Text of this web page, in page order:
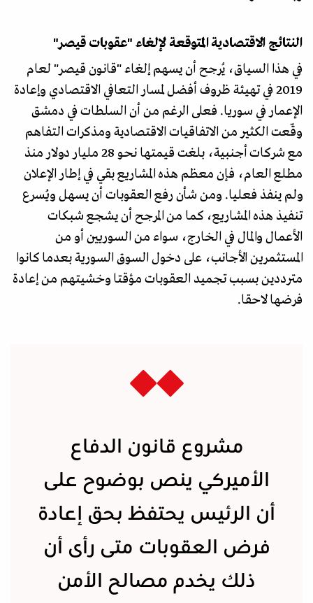
النتائج الاقتصادية المتوقعة لإلغاء "عقوبات قيصر"
في هذا السياق، يُرجح أن يسهم إلغاء "قانون قيصر" لعام
2019 في تهيئة ظروف أفضل لمسار التعافي الاقتصادي وإعادة
الإعمار في سوريا. فعلى الرغم من أن السلطات في دمشق
وقّعت الكثير من الاتفاقيات الاقتصادية ومذكرات التفاهم
مع شركات أجنبية، بلغت قيمتها نحو 28 مليار دولار منذ
مطلع العام، فإن معظم هذه المشاريع بقي في إطار الإعلان
ولم ينفذ فعليا. ومن شأن رفع العقوبات أن يسهل ويُسرع
تنفيذ هذه المشاريع، كما من المرجح أن يشجع شبكات
الأعمال والمال في الخارج، سواء من السوريين أو من
المستثمرين الأجانب، على دخول السوق السورية بعدما كانوا
مترددين بسبب تجميد العقوبات مؤقتا وخشيتهم من إعادة
فرضها لاحقا.
مشروع قانون الدفاع
الأميركي ينص بوضوح على
أن الرئيس يحتفظ بحق إعادة
فرض العقوبات متى رأى أن
ذلك يخدم مصالح الأمن